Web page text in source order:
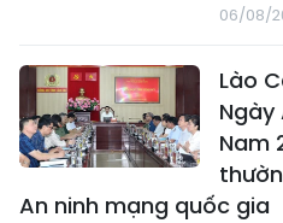
06/08/
Lào
Ngày
Nam
An ninh mạng quốc gia